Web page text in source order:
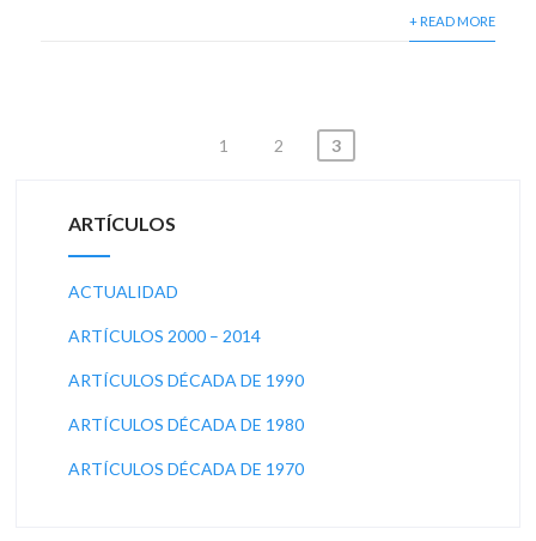
+ READ MORE
1 2 3
ARTÍCULOS
ACTUALIDAD
ARTÍCULOS 2000 – 2014
ARTÍCULOS DÉCADA DE 1990
ARTÍCULOS DÉCADA DE 1980
ARTÍCULOS DÉCADA DE 1970